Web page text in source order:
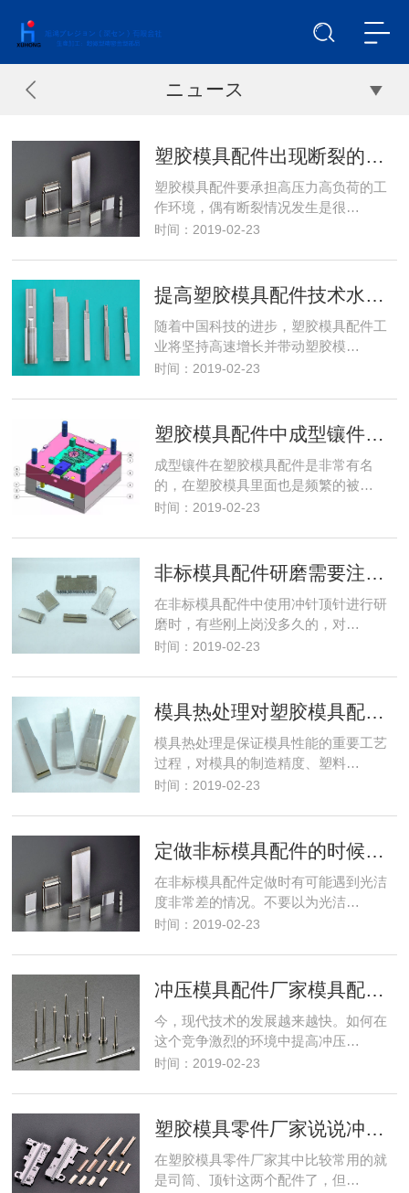
ニュース
塑胶模具配件出现断裂的原因
塑胶模具配件要承担高压力高负荷的工
作环境，偶有断裂情况发生是很…
时间：2019-02-23
提高塑胶模具配件技术水平的方法
随着中国科技的进步，塑胶模具配件工
业将坚持高速增长并带动塑胶模…
时间：2019-02-23
塑胶模具配件中成型镶件的重要性
成型镶件在塑胶模具配件是非常有名
的，在塑胶模具里面也是频繁的被…
时间：2019-02-23
非标模具配件研磨需要注意的几点
在非标模具配件中使用冲针顶针进行研
磨时，有些刚上岗没多久的，对…
时间：2019-02-23
模具热处理对塑胶模具配件的影响
模具热处理是保证模具性能的重要工艺
过程，对模具的制造精度、塑料…
时间：2019-02-23
定做非标模具配件的时候光洁度的重要性
在非标模具配件定做时有可能遇到光洁
度非常差的情况。不要以为光洁…
时间：2019-02-23
冲压模具配件厂家模具配件加工技术怎么提高？
今，现代技术的发展越来越快。如何在
这个竞争激烈的环境中提高冲压…
时间：2019-02-23
塑胶模具零件厂家说说冲针的加工制造过程
在塑胶模具零件厂家其中比较常用的就
是司筒、顶针这两个配件了，但…